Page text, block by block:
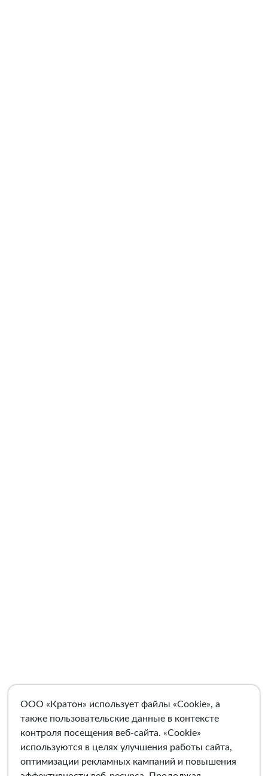
ООО «Кратон» использует файлы «Cookie», а
также пользовательские данные в контексте
контроля посещения веб-сайта. «Cookie»
используются в целях улучшения работы сайта,
оптимизации рекламных кампаний и повышения